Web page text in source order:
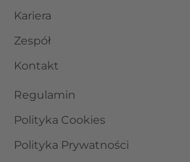
Kariera
Zespół
Kontakt
Regulamin
Polityka Cookies
Polityka Prywatności